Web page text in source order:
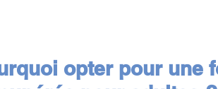
opter pour une